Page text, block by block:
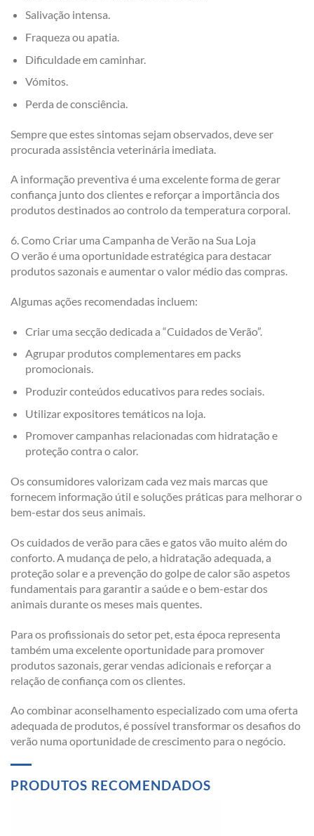
Salivação intensa.
Fraqueza ou apatia.
Dificuldade em caminhar.
Vómitos.
Perda de consciência.
Sempre que estes sintomas sejam observados, deve ser
procurada assistência veterinária imediata.
A informação preventiva é uma excelente forma de gerar
confiança junto dos clientes e reforçar a importância dos
produtos destinados ao controlo da temperatura corporal.
6. Como Criar uma Campanha de Verão na Sua Loja
O verão é uma oportunidade estratégica para destacar
produtos sazonais e aumentar o valor médio das compras.
Algumas ações recomendadas incluem:
Criar uma secção dedicada a “Cuidados de Verão”.
Agrupar produtos complementares em packs
promocionais.
Produzir conteúdos educativos para redes sociais.
Utilizar expositores temáticos na loja.
Promover campanhas relacionadas com hidratação e
proteção contra o calor.
Os consumidores valorizam cada vez mais marcas que
fornecem informação útil e soluções práticas para melhorar o
bem-estar dos seus animais.
Os cuidados de verão para cães e gatos vão muito além do
conforto. A mudança de pelo, a hidratação adequada, a
proteção solar e a prevenção do golpe de calor são aspetos
fundamentais para garantir a saúde e o bem-estar dos
animais durante os meses mais quentes.
Para os profissionais do setor pet, esta época representa
também uma excelente oportunidade para promover
produtos sazonais, gerar vendas adicionais e reforçar a
relação de confiança com os clientes.
Ao combinar aconselhamento especializado com uma oferta
adequada de produtos, é possível transformar os desafios do
verão numa oportunidade de crescimento para o negócio.
PRODUTOS RECOMENDADOS